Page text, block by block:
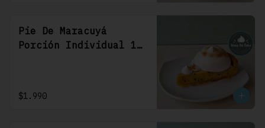
Pie De Maracuyá
Porción Individual 1
$1.990